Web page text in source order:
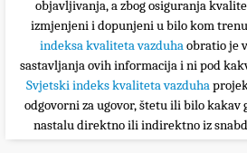
objavljivanja, a zbog osiguranja
izmjenjeni i dopunjeni u bilo kom
indeksa kvaliteta vazduhaobratio je
sastavljanja ovih informacija i ni pod
Svjetski indeks kvaliteta vazduha
odgovorni za ugovor, štetu ili bilo
nastalu direktno ili indirektno iz